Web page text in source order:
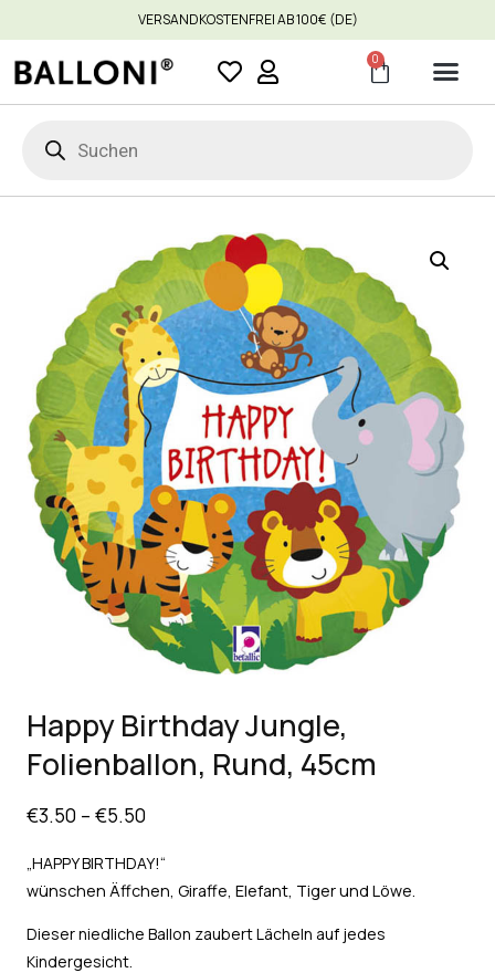
VERSANDKOSTENFREI AB 100€ (DE)
0
Happy Birthday Jungle,
Folienballon, Rund, 45cm
€3.50 – €5.50
„HAPPY BIRTHDAY!“
wünschen Äffchen, Giraffe, Elefant, Tiger und Löwe.
Dieser niedliche Ballon zaubert Lächeln auf jedes
Kindergesicht.